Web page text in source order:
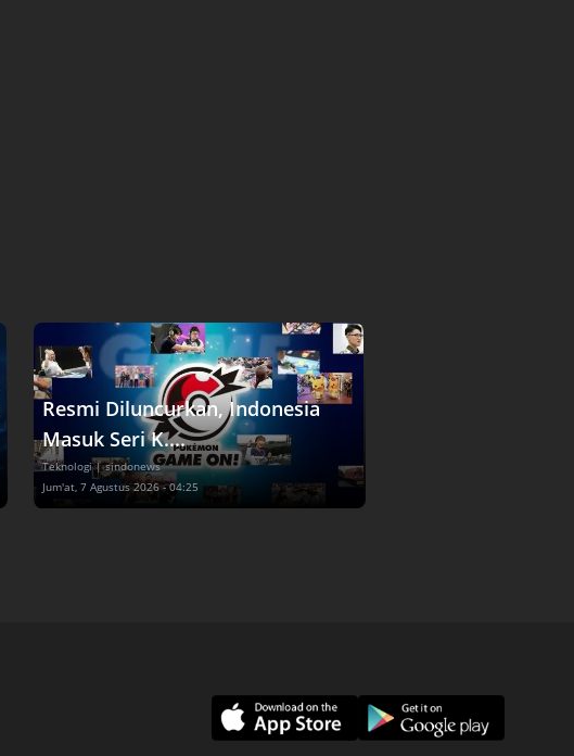
Resmi Diluncurkan, Indonesia
Masuk Seri K....
Teknologi | sindonews
Jum'at, 7 Agustus 2026 - 04:25